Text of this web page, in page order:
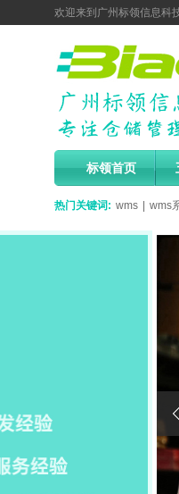
欢迎来到广州标领信息科
标领首页
热门关键词: wms wms